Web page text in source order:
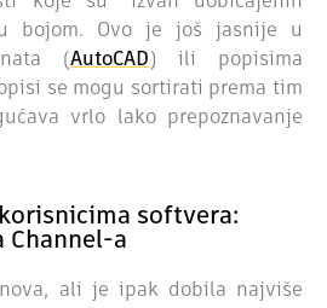
bojom. Ovo je još jasnije u
(AutoCAD ) ili popisima
se mogu sortirati prema tim
vrlo lako prepoznavanje
softvera:
Channel-a
nova, ali je ipak dobila najviše